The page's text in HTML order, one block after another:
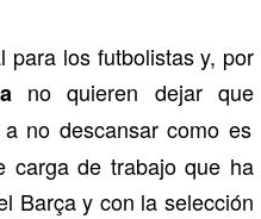
para los futbolistas y, por
no quieren dejar que
no descansar como es
carga de trabajo que ha
Barça y con la selección